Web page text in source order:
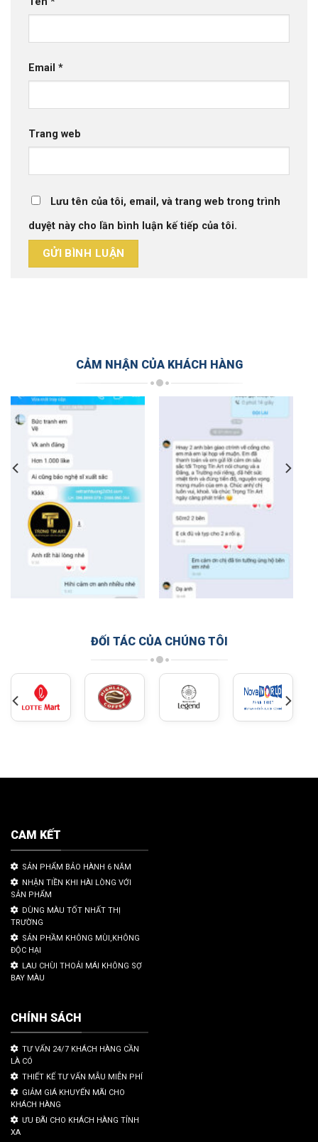
Email *
Trang web
Lưu tên của tôi, email, và trang web trong trình
duyệt này cho lần bình luận kế tiếp của tôi.
CẢM NHẬN CỦA KHÁCH HÀNG
ĐỐI TÁC CỦA CHÚNG TÔI
CAM KẾT
SẢN PHẨM BẢO HÀNH 6 NĂM
NHẬN TIỀN KHI HÀI LÒNG VỚI
SẢN PHẨM
DÙNG MÀU TỐT NHẤT THỊ
TRƯỜNG
SẢN PHẦM KHÔNG MÙI,KHÔNG
ĐỘC HẠI
LAU CHÙI THOẢI MÁI KHÔNG SỢ
BAY MÀU
CHÍNH SÁCH
TƯ VẤN 24/7 KHÁCH HÀNG CẦN
LÀ CÓ
THIẾT KẾ TƯ VẤN MẪU MIỄN PHÍ
GIẢM GIÁ KHUYẾN MÃI CHO
KHÁCH HÀNG
ƯU ĐÃI CHO KHÁCH HÀNG TỈNH
XA